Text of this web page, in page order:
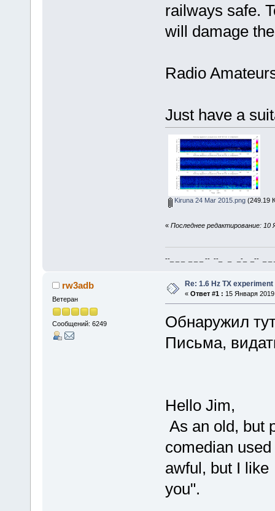
railways safe.
will damage
Radio
Just have a
Kiruna 24 Mar 2015.png(249.19
« Последнее редактирование: 10
--_ _ _ _ _ _ -- --_ _ _-_ _-- _ _
rw3adb
Ветеран
Сообщений: 6249
Re: 1.6 Hz TX experiment
« Ответ #1 : 15 Января
Обнаружил
Письма,
Hello Jim,
As an old, but
comedian
awful, but I like
you".